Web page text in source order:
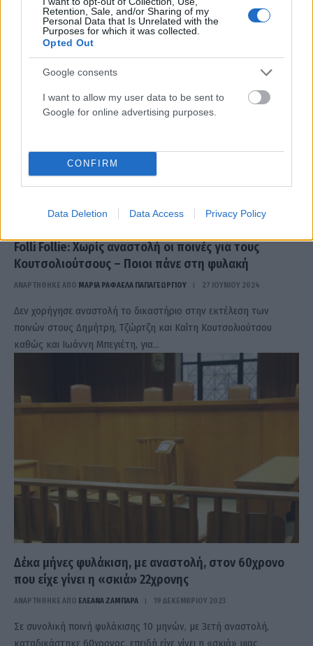
Retention, Sale, and/or Sharing of my
Personal Data that Is Unrelated with the
Purposes for which it was collected.
Opted Out
Google consents
I want to allow my user data to be sent to
Google for online advertising purposes.
CONFIRM
Data Deletion Data Access Privacy Policy
ΑΝΑΡΤΗΘΗΚΕ ΑΠΟΓΕΩΡΓΊΑ ΝΤΟΎΝΗ 19 ΣΕΠΤΕΜΒΡΊΟΥ 2024
Εστίαζε στο στήθος και το πρόσωπό της
Folli Follie: Χωρίς αναστολή οι ποινές για τους
Κουτσολιούτσους – Ποιοι πάνε στη φυλακή
ΑΝΑΡΤΗΘΗΚΕ ΑΠΟ ΜΑΡΊΑ ΡΑΦΑΈΛΑ ΠΑΠΑΓΕΩΡΓΊΟΥ 27 ΙΟΥΝΊΟΥ 2024
Δεν χορήγησε αναστολή το δικαστήριο στην εκτέλεση των
ποινών στους Δημήτρη, Τζώρτζη και Καίτη Κουτσολιούτσου
καθώς και Ιωάννη Μπεγιέτη, για…
Δέκα μήνες φυλάκιση, με αναστολή, στον 60χρονο
που είχε γίνει η «σκιά» 22χρονης
ΑΝΑΡΤΗΘΗΚΕ ΑΠΟ ΕΛΕΑΝΑ ΖΑΜΠΑΡΑ 19 ΔΕΚΕΜΒΡΊΟΥ 2023
Σε συνολική ποινή φυλάκισης 10 μηνών, με 3ετή αναστολή,
καταδικάστηκε 60χρονος, επειδή είχε γίνει η «σκιά» μιας